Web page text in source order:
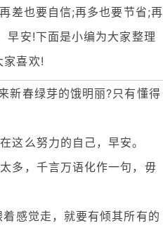
差也要自信;再多也要节省;再
早安!下面是小编为大家整理
家喜欢!
新春绿芽的饿明丽?只有懂得
这么努力的自己，早安。
多，千言万语化作一句，毋
感觉走，就要有倾其所有的